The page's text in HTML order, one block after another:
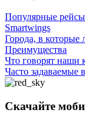
Популярные
Smartwings
Города, в которые
Преимущества
Что говорят наши
Часто задаваемые
Скачайте